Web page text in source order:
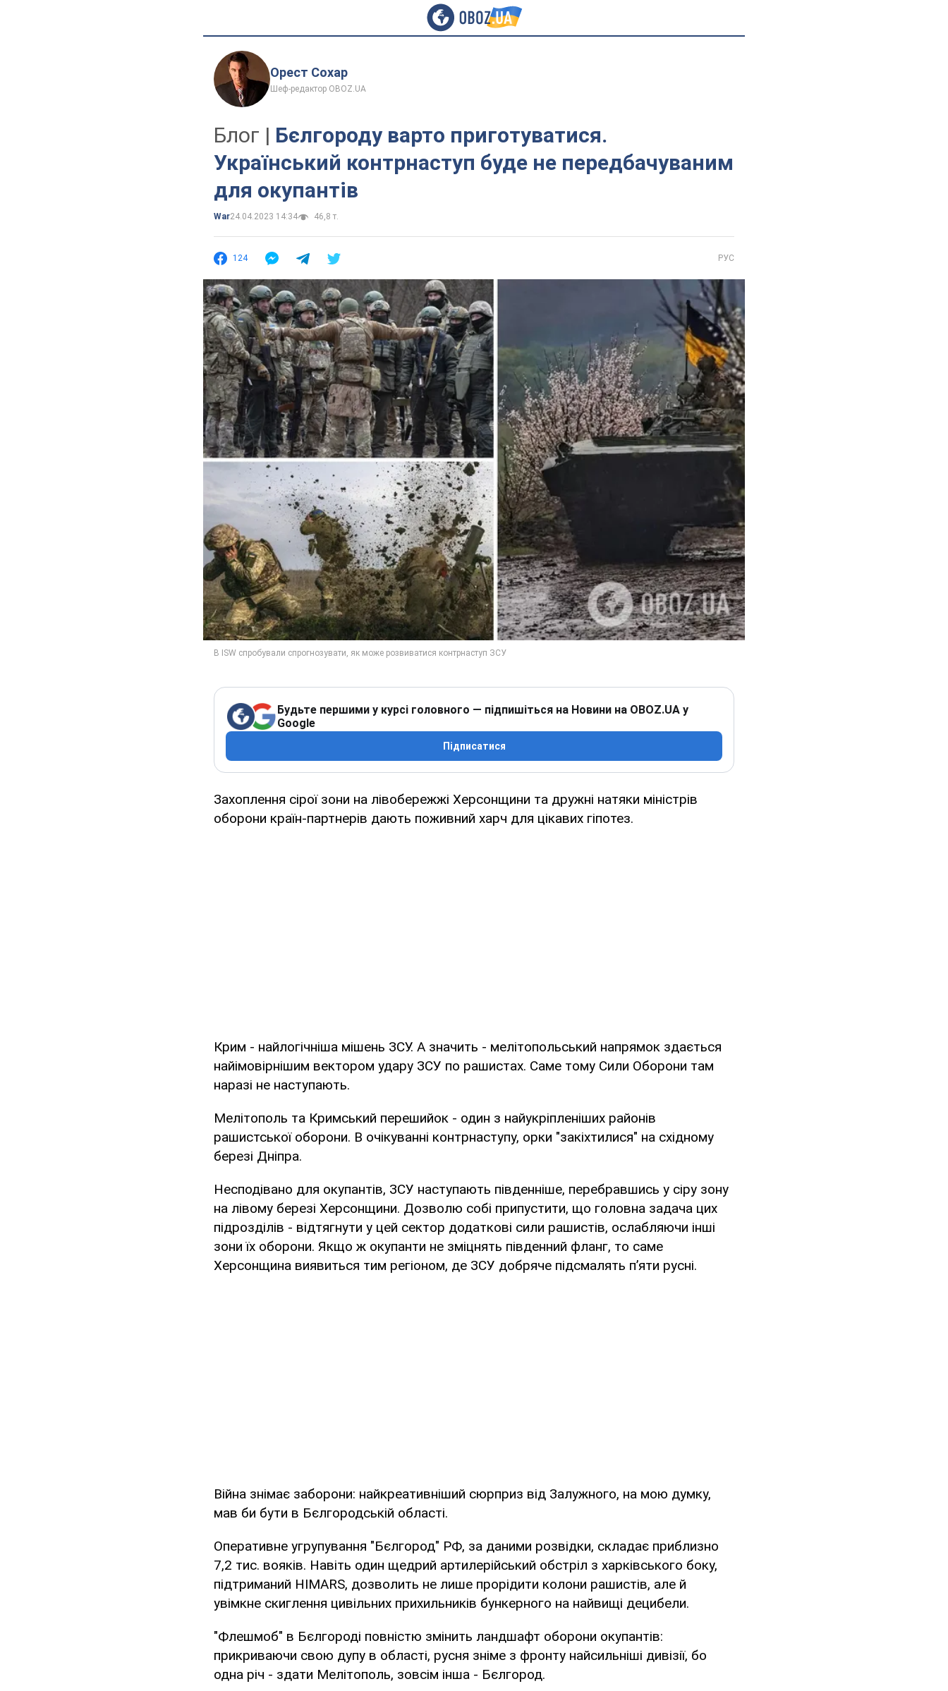
Орест Сохар
Шеф-редактор OBOZ.UA
Блог | Бєлгороду варто приготуватися.
Український контрнаступ буде не передбачуваним
для окупантів
War24.04.2023 14:34 46,8 т.
124 РУС
Будьте першими у курсі головного — підпишіться на Новини на OBOZ.UA у
Google
Підписатися
Захоплення сірої зони на лівобережжі Херсонщини та дружні натяки міністрів
оборони країн-партнерів дають поживний харч для цікавих гіпотез.
Крим - найлогічніша мішень ЗСУ. А значить - мелітопольський напрямок здається
найімовірнішим вектором удару ЗСУ по рашистах. Саме тому Сили Оборони там
наразі не наступають.
Мелітополь та Кримський перешийок - один з найукріпленіших районів
рашистської оборони. В очікуванні контрнаступу, орки "закіхтилися" на східному
березі Дніпра.
Несподівано для окупантів, ЗСУ наступають південніше, перебравшись у сіру зону
на лівому березі Херсонщини. Дозволю собі припустити, що головна задача цих
підрозділів - відтягнути у цей сектор додаткові сили рашистів, ослабляючи інші
зони їх оборони. Якщо ж окупанти не зміцнять південний фланг, то саме
Херсонщина виявиться тим регіоном, де ЗСУ добряче підсмалять пʼяти русні.
Війна знімає заборони: найкреативніший сюрприз від Залужного, на мою думку,
мав би бути в Бєлгородській області.
Оперативне угрупування "Бєлгород" РФ, за даними розвідки, складає приблизно
7,2 тис. вояків. Навіть один щедрий артилерійський обстріл з харківського боку,
підтриманий HIMARS, дозволить не лише прорідити колони рашистів, але й
увімкне скиглення цивільних прихильників бункерного на найвищі децибели.
"Флешмоб" в Бєлгороді повністю змінить ландшафт оборони окупантів:
прикриваючи свою дупу в області, русня зніме з фронту найсильніші дивізії, бо
одна річ - здати Мелітополь, зовсім інша - Бєлгород.